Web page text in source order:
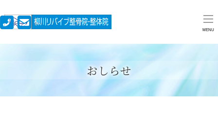
MENU
おしらせ